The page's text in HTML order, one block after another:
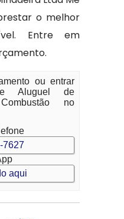
o melhor
Entre em
ou entrar
Aluguel de
no
7627
aqui